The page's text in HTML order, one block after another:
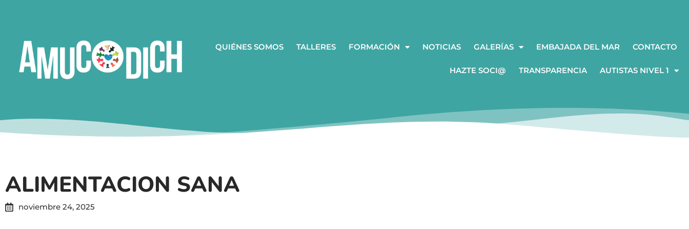
QUIÉNES SOMOS TALLERES FORMACIÓN NOTICIAS GALERÍAS EMBAJADA DEL MAR CONTACTO
HAZTE SOCI@ TRANSPARENCIA AUTISTAS NIVEL 1
ALIMENTACION SANA
noviembre 24, 2025